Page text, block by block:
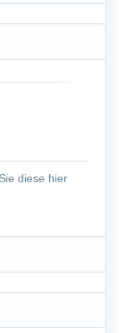
diese hier